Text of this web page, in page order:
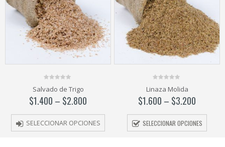
out
of
Linaza Molida
$1.600 – $3.200
SELECCIONAR OPCIONES
out
of
Germen de Trigo
$1.400 – $2.800
SELECCIONAR OPCIONES